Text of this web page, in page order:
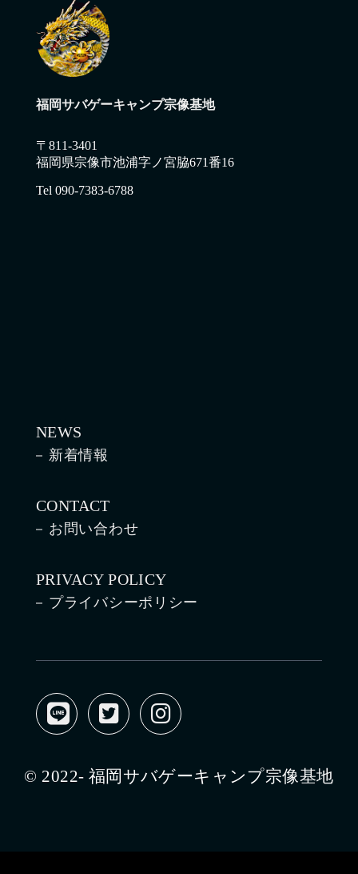
福岡サバゲーキャンプ宗像基地
〒811-3401
福岡県宗像市池浦字ノ宮脇671番16
Tel 090-7383-6788
NEWS
新着情報
CONTACT
お問い合わせ
PRIVACY POLICY
プライバシーポリシー
© 2022- 福岡サバゲーキャンプ宗像基地